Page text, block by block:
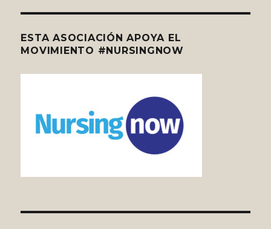
ESTA ASOCIACIÓN APOYA EL
MOVIMIENTO #NURSINGNOW